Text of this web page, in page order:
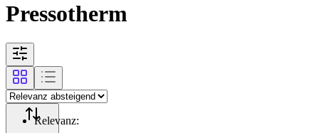
Pressotherm
Relevanz: